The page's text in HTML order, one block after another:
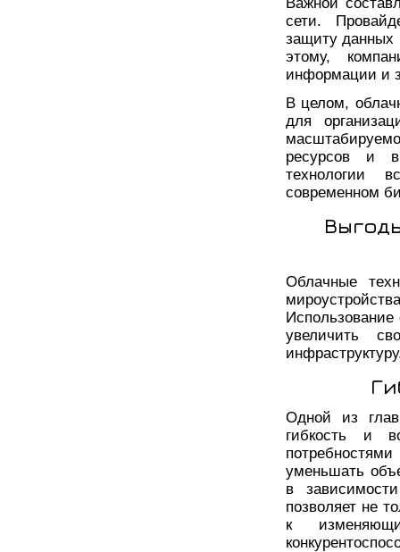
сети.
защиту данных
этому,
информации и
В целом,
для
ресурсов и
технологии
современном
Облачные
увеличить
Одной из
гибкость и
уменьшать
в
позволяет не
к